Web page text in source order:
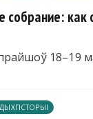
как
18–19